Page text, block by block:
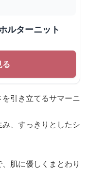
ルターニット
る
引き立てるサマーニ
、すっきりとしたシ
肌に優しくまとわり